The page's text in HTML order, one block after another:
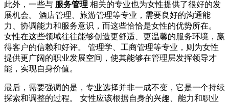
此外，一些与 服务管理 相关的专业也为女性提供了很好的发
展机会。 酒店管理、旅游管理等专业，需要良好的沟通能
力、协调能力和服务意识，而这些恰恰是女性的优势所在。
女性在这些领域往往能够创造更舒适、更温馨的服务环境，赢
得客户的信赖和好评。 管理学、工商管理等专业，则为女性
提供更广阔的职业发展空间，使其能够在管理层发挥领导才
能，实现自身价值。
最后，需要强调的是，专业选择并非一成不变，它是一个持续
探索和调整的过程。 女性应该根据自身的兴趣、能力和职业